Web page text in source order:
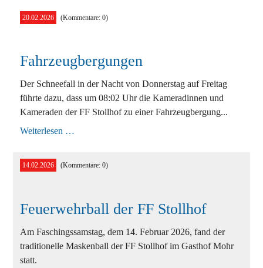
20.02.2026 (Kommentare: 0)
Fahrzeugbergungen
Der Schneefall in der Nacht von Donnerstag auf Freitag
führte dazu, dass um 08:02 Uhr die Kameradinnen und
Kameraden der FF Stollhof zu einer Fahrzeugbergung...
Weiterlesen …
14.02.2026 (Kommentare: 0)
Feuerwehrball der FF Stollhof
Am Faschingssamstag, dem 14. Februar 2026, fand der
traditionelle Maskenball der FF Stollhof im Gasthof Mohr
statt.